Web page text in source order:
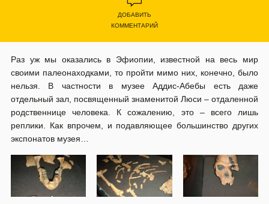
ДОБАВИТЬ
КОММЕНТАРИЙ
Раз уж мы оказались в Эфиопии, известной на весь мир
своими палеонаходками, то пройти мимо них, конечно, было
нельзя. В частности в музее Аддис-Абебы есть даже
отдельный зал, посвященный знаменитой Люси – отдаленной
родственнице человека. К сожалению, это – всего лишь
реплики. Как впрочем, и подавляющее большинство других
экспонатов музея…